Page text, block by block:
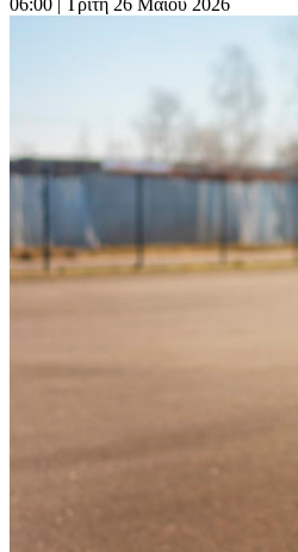
06:00 | Τρίτη 26 Μαΐου 2026